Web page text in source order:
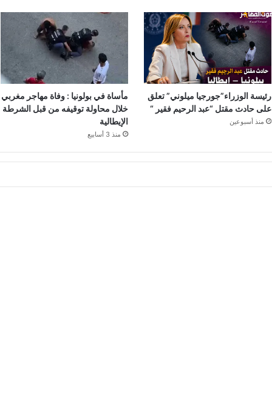
رئيسة الوزراء”جورجيا ميلوني” تعلق
على حادث مقتل “عبد الرحيم فقير “
منذ أسبوعين
مأساة في بولونيا : وفاة مهاجر مغربي
خلال محاولة توقيفه من قبل الشرطة
الإيطالية
منذ 3 أسابيع